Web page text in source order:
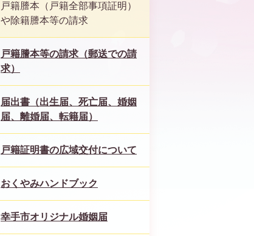
戸籍謄本（戸籍全部事項証明）
や除籍謄本等の請求
戸籍謄本等の請求（郵送での請
求）
届出書（出生届、死亡届、婚姻
届、離婚届、転籍届）
戸籍証明書の広域交付について
おくやみハンドブック
幸手市オリジナル婚姻届